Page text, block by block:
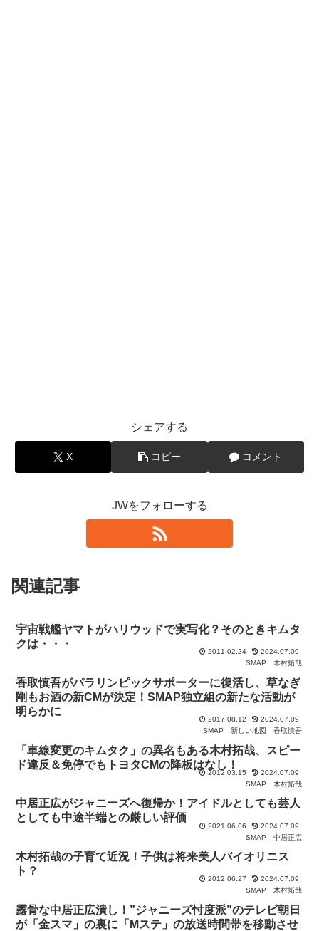
シェアする
X コピー コメント
JWをフォローする
関連記事
宇宙戦艦ヤマトがハリウッドで実写化？そのときキムタ
クは・・・
2011.02.24
2024.07.09
SMAP
木村拓哉
香取慎吾がパラリンピックサポーターに復活し、草なぎ
剛もお酒の新CMが決定！SMAP独立組の新たな活動が
明らかに
2017.08.12
2024.07.09
SMAP
新しい地図 香取慎吾
「車線変更のキムタク」の異名もある木村拓哉、スピー
ド違反＆免停でもトヨタCMの降板はなし！
2012.03.15
2024.07.09
SMAP
木村拓哉
中居正広がジャニーズへ復帰か！アイドルとしても芸人
としても中途半端との厳しい評価
2021.06.06
2024.07.09
SMAP
中居正広
木村拓哉の子育て近況！子供は将来美人バイオリニス
ト？
2012.06.27
2024.07.09
SMAP
木村拓哉
露骨な中居正広潰し！”ジャニーズ忖度派”のテレビ朝日
が「金スマ」の裏に「Mステ」の放送時間帯を移動させ